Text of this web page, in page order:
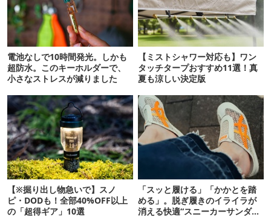
電池なしで10時間発光。しかも
超防水。このキーホルダーで、
小さなストレスが減りました
【ミストシャワー対応も】ワン
タッチタープおすすめ11選！真
夏も涼しい決定版
【※掘り出し物急いで】スノ
ピ・DODも！全部40%OFF以上
の「超得ギア」10選
「スッと履ける」「かかとを踏
める」。脱ぎ履きのイライラが
消える快適“スニーカーサンダ